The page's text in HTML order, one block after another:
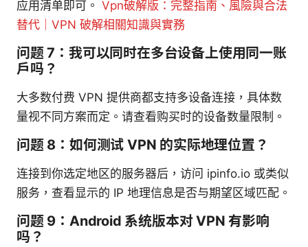
应用清单即可。 Vpn破解版：完整指南、風險與合法
替代｜VPN 破解相關知識與實務
问题 7：我可以同时在多台设备上使用同一账
户吗？
大多数付费 VPN 提供商都支持多设备连接，具体数
量视不同方案而定。请查看购买时的设备数量限制。
问题 8：如何测试 VPN 的实际地理位置？
连接到你选定地区的服务器后，访问 ipinfo.io 或类似
服务，查看显示的 IP 地理信息是否与期望区域匹配。
问题 9：Android 系统版本对 VPN 有影响
吗？